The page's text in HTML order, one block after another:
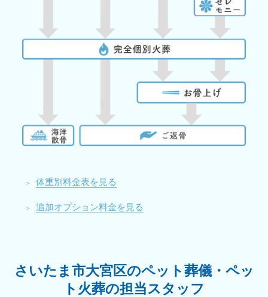
体重別料金表を見る
追加オプション料金を見る
さいたま市大宮区のペット葬儀・ペッ
ト火葬の担当スタッフ